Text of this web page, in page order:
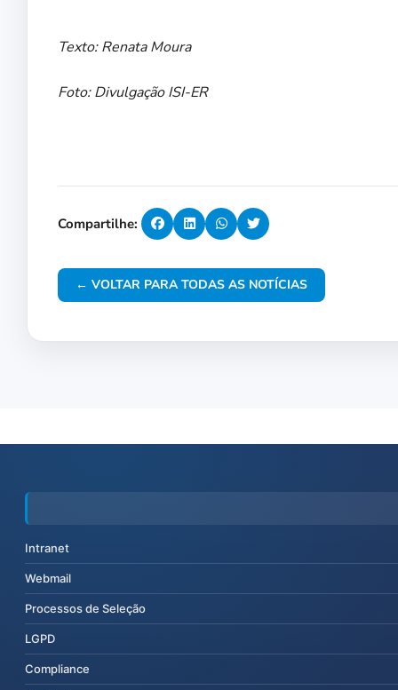
Texto: Renata Moura
Foto: Divulgação ISI-ER
Compartilhe:
← VOLTAR PARA TODAS AS NOTÍCIAS
Intranet
Webmail
Processos de Seleção
LGPD
Compliance